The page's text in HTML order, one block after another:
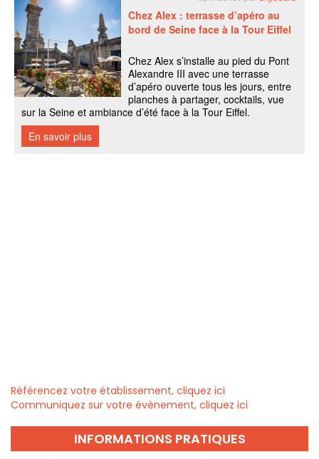
Référencez votre établissement, cliquez ici
Communiquez sur votre évènement, cliquez ici
INFORMATIONS PRATIQUES